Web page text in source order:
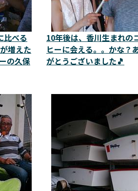
比べる
増えた
の久保
10年後は、香川生まれの
ヒーに会える。。かな？
がとうございました🎵